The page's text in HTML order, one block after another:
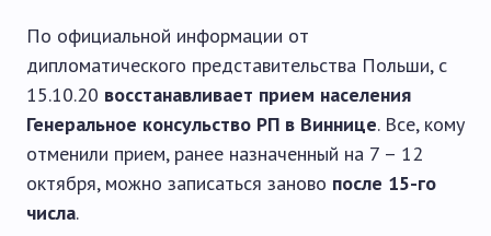
По официальной информации от
дипломатического представительства Польши, с
15.10.20 восстанавливает прием населения
Генеральное консульство РП в Виннице. Все, кому
отменили прием, ранее назначенный на 7 – 12
октября, можно записаться заново после 15-го
числа.